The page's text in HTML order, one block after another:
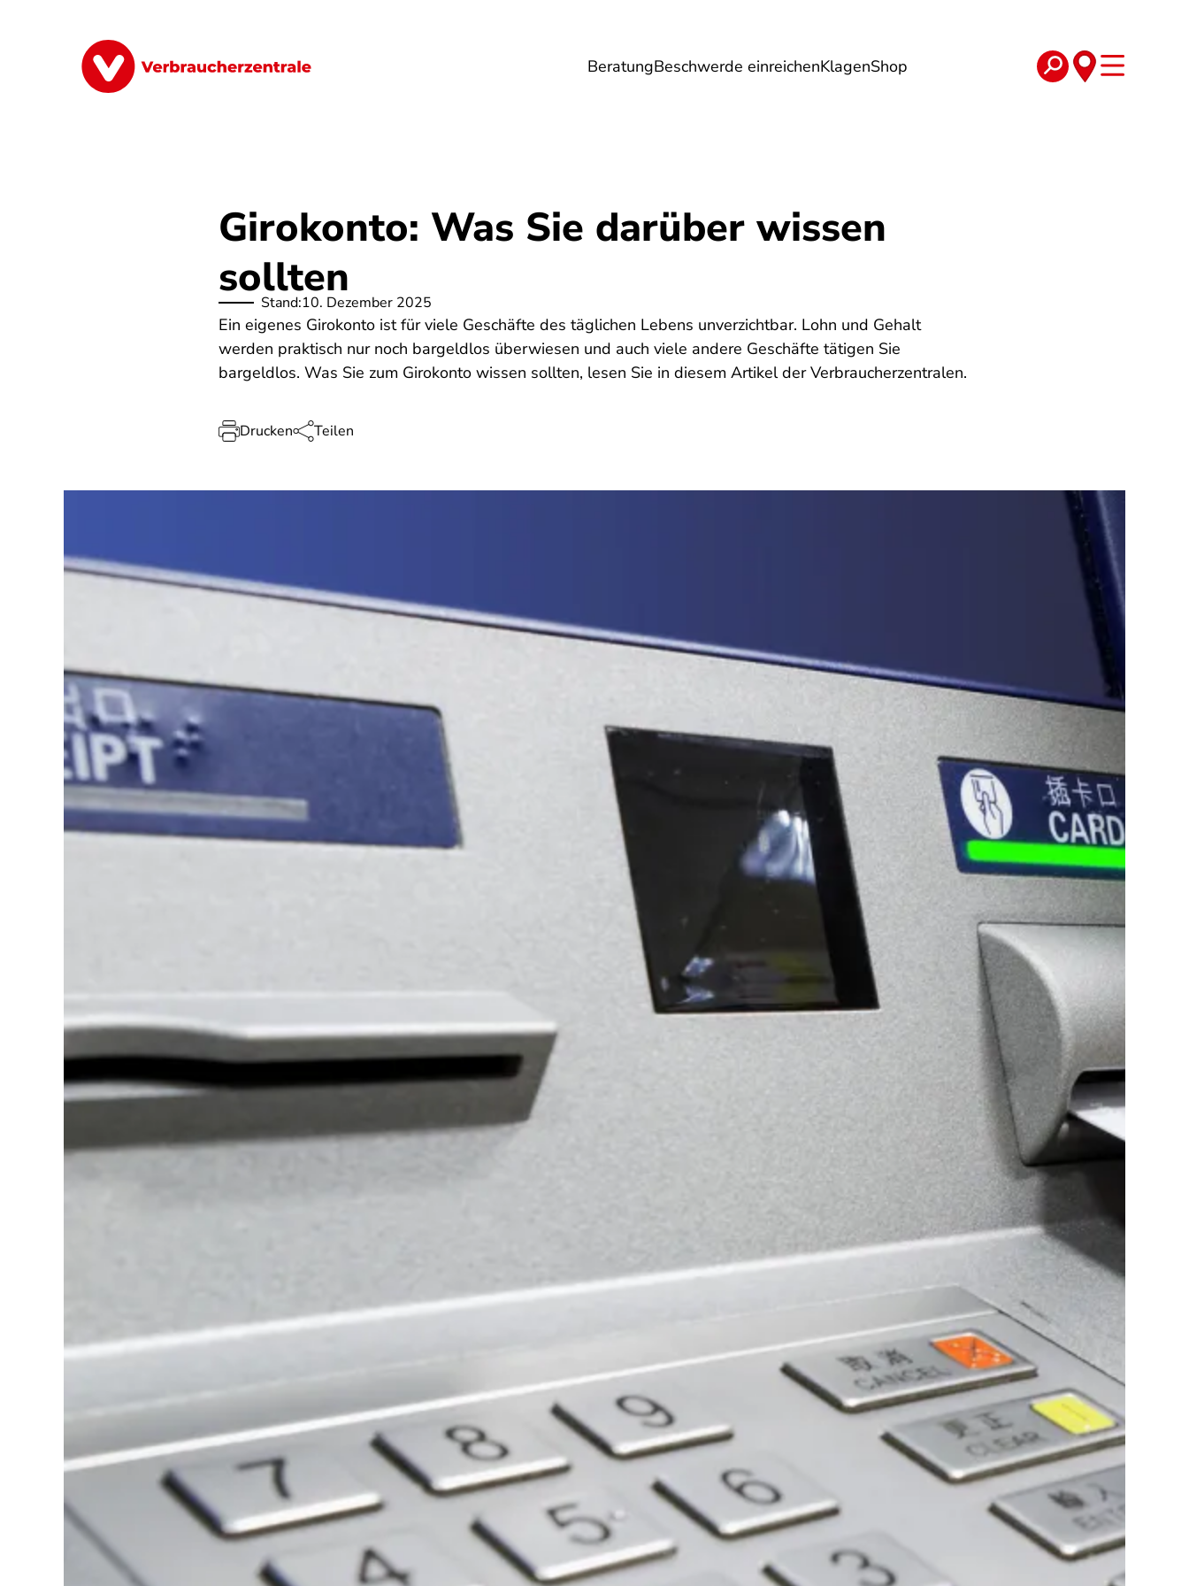
BeratungBeschwerde einreichenKlagenShop
Finanzen Digitales Lebensmittel Gesundheit Energie Reise Verträge
Girokonto: Was Sie darüber wissen
sollten
Stand:10. Dezember 2025
Ein eigenes Girokonto ist für viele Geschäfte des täglichen Lebens unverzichtbar. Lohn und Gehalt
werden praktisch nur noch bargeldlos überwiesen und auch viele andere Geschäfte tätigen Sie
bargeldlos. Was Sie zum Girokonto wissen sollten, lesen Sie in diesem Artikel der Verbraucherzentralen.
Drucken Teilen